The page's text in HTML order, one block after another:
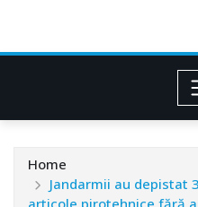
Home
Jandarmii au depistat